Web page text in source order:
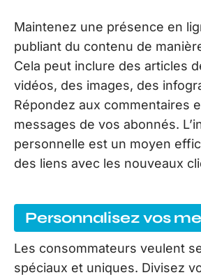
Maintenez une présence en
publiant du contenu de
Cela peut inclure des articles
vidéos, des images, des
Répondez aux commentaires
messages de vos abonnés.
personnelle est un moyen
des liens avec les nouveaux
Personnalisez vos
Les consommateurs veulent
spéciaux et uniques. Divisez